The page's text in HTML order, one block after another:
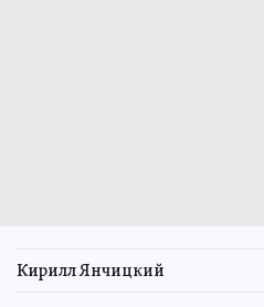
Кирилл Янчицкий